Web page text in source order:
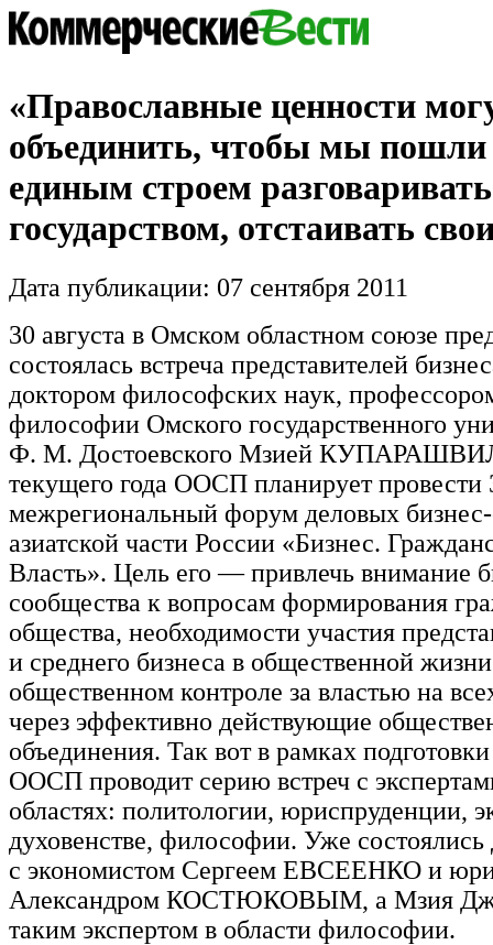
«Православные ценности
объединить, чтобы мы
единым строем
государством, отстаивать
Дата публикации: 07 сентября 2011
30 августа в Омском областном союзе
состоялась встреча представителей
доктором философских наук,
философии Омского государственного
Ф. М. Достоевского Мзией
текущего года ООСП планирует провести
межрегиональный форум деловых
азиатской части России «Бизнес.
Власть». Цель его — привлечь внимание
сообщества к вопросам формирования
общества, необходимости участия
и среднего бизнеса в общественной
общественном контроле за властью на
через эффективно действующие
объединения. Так вот в рамках
ООСП проводит серию встреч с
областях: политологии, юриспруденции,
духовенстве, философии. Уже
с экономистом Сергеем ЕВСЕЕНКО и
Александром КОСТЮКОВЫМ, а Мзия
таким экспертом в области философии.